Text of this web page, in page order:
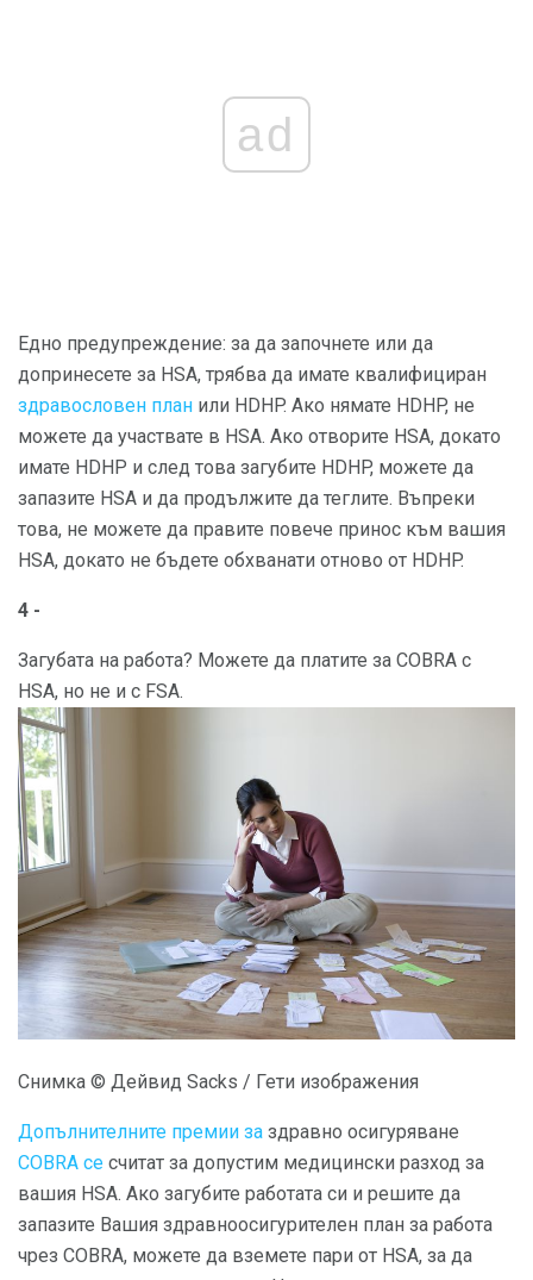
ad
Едно предупреждение: за да започнете или да
допринесете за HSA, трябва да имате квалифициран
здравословен план или HDHP. Ако нямате HDHP, не
можете да участвате в HSA. Ако отворите HSA, докато
имате HDHP и след това загубите HDHP, можете да
запазите HSA и да продължите да теглите. Въпреки
това, не можете да правите повече принос към вашия
HSA, докато не бъдете обхванати отново от HDHP.
4 -
Загубата на работа? Можете да платите за COBRA с
HSA, но не и с FSA.
Снимка © Дейвид Sacks / Гети изображения
Допълнителните премии за здравно осигуряване
COBRA се считат за допустим медицински разход за
вашия HSA. Ако загубите работата си и решите да
запазите Вашия здравноосигурителен план за работа
чрез COBRA, можете да вземете пари от HSA, за да